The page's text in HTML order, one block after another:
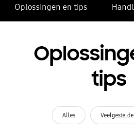
Oplossingen en tips
tips
Alles